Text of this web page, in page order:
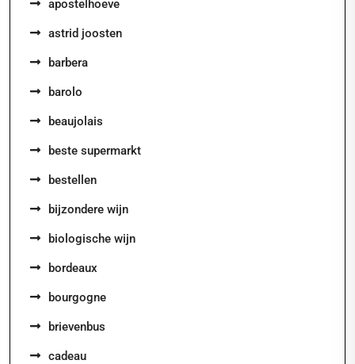
apostelhoeve
astrid joosten
barbera
barolo
beaujolais
beste supermarkt
bestellen
bijzondere wijn
biologische wijn
bordeaux
bourgogne
brievenbus
cadeau